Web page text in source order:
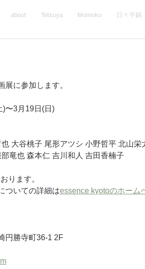
about Tetsuya Momoko 日々平鍋
展に参加します。
)〜3月19日(日)
大谷桃子 尾形アツシ 小野哲平 北山
竜也 森本仁 吉川和人 吉田香楠子
ります。
ついての詳細はessence kyotoのホーム
円勝寺町36-1 2F